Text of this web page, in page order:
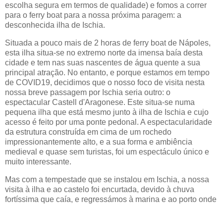
escolha segura em termos de qualidade) e fomos a correr
para o ferry boat para a nossa próxima paragem: a
desconhecida ilha de Ischia.
Situada a pouco mais de 2 horas de ferry boat de Nápoles,
esta ilha situa-se no extremo norte da imensa baía desta
cidade e tem nas suas nascentes de água quente a sua
principal atração. No entanto, e porque estamos em tempo
de COVID19, decidimos que o nosso foco de visita nesta
nossa breve passagem por Ischia seria outro: o
espectacular Castell d'Aragonese. Este situa-se numa
pequena ilha que está mesmo junto à ilha de Ischia e cujo
acesso é feito por uma ponte pedonal. A espectacularidade
da estrutura construída em cima de um rochedo
impressionantemente alto, e a sua forma e ambiência
medieval e quase sem turistas, foi um espectáculo único e
muito interessante.
Mas com a tempestade que se instalou em Ischia, a nossa
visita à ilha e ao castelo foi encurtada, devido à chuva
fortíssima que caía, e regressámos à marina e ao porto onde